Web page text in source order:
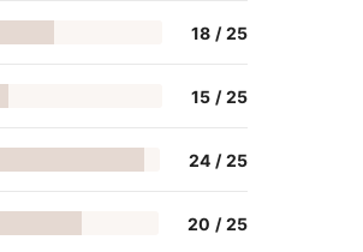
18 / 25
15 / 25
24 / 25
20 / 25